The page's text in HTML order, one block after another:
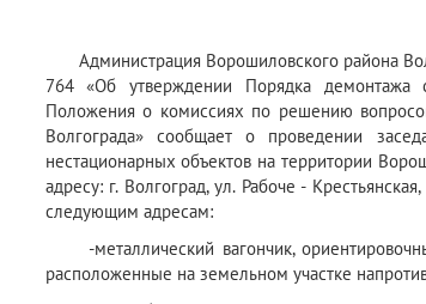
Администрация Ворошиловского района
764 «Об утверждении Порядка демонтажа
Положения о комиссиях по решению
Волгограда» сообщает о проведении
нестационарных объектов на территории
адресу: г. Волгоград, ул. Рабоче -
следующим адресам:
-металлический вагончик,
расположенные на земельном участке